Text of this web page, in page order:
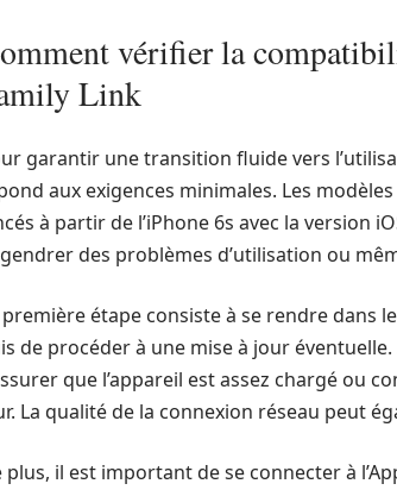
vérifier la
Link
garantir une transition fluide vers
aux exigences minimales. Les
à partir de l’iPhone 6s avec la version
des problèmes d’utilisation ou
première étape consiste à se rendre dans
de procéder à une mise à jour
que l’appareil est assez chargé ou
La qualité de la connexion réseau peut
plus, il est important de se connecter à